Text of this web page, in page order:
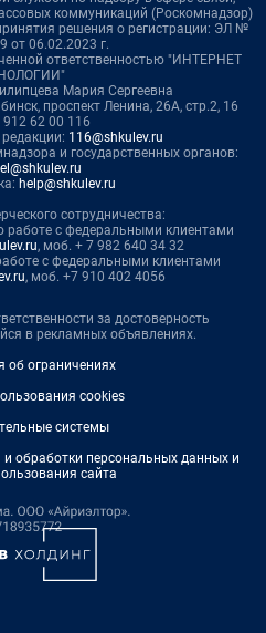
коммуникаций (Роскомнадзор)
решения о регистрации: ЭЛ №
от 06.02.2023 г.
ответственностью "ИНТЕРНЕТ
Мария Сергеевна
проспект Ленина, 26А, стр.2, 16
912 62 00 116
116@shkulev.ru
и государственных органов:
help@shkulev.ru
сотрудничества:
с федеральными клиентами
, моб. + 7 982 640 34 32
с федеральными клиентами
, моб. +7 910 402 4056
за достоверность
в рекламных объявлениях.
об ограничениях
cookies
системы
обработки персональных данных и
сайта